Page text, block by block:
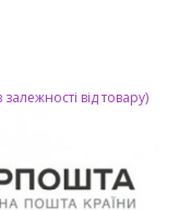
залежності від товару)